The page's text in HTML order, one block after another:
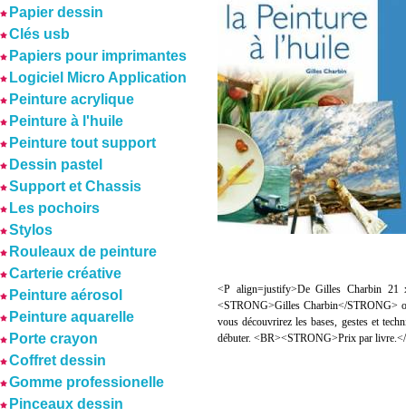
Papier dessin
Clés usb
Papiers pour imprimantes
Logiciel Micro Application
Peinture acrylique
Peinture à l'huile
Peinture tout support
Dessin pastel
Support et Chassis
Les pochoirs
Stylos
Rouleaux de peinture
Carterie créative
Peinture aérosol
Peinture aquarelle
Porte crayon
Coffret dessin
Gomme professionelle
Pinceaux dessin
<P align=justify>De Gilles Charbin 21
<STRONG>Gilles Charbin</STRONG>
vous découvrirez les bases, gestes et
débuter. <BR><STRONG>Prix par